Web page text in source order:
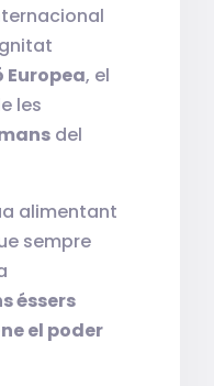
Europea, el
les
del
alimentant
sempre
éssers
el poder